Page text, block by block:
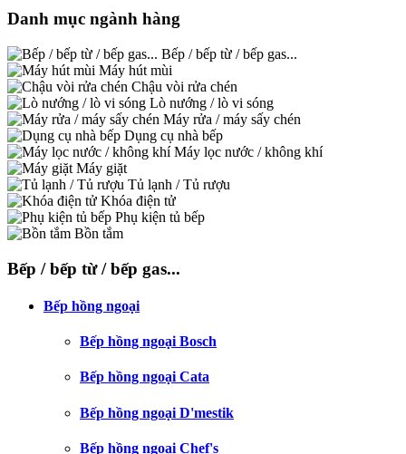
Danh mục ngành hàng
Bếp / bếp từ / bếp gas...
Máy hút mùi
Chậu vòi rửa chén
Lò nướng / lò vi sóng
Máy rửa / máy sấy chén
Dụng cụ nhà bếp
Máy lọc nước / không khí
Máy giặt
Tủ lạnh / Tủ rượu
Khóa điện tử
Phụ kiện tủ bếp
Bồn tắm
Bếp / bếp từ / bếp gas...
Bếp hồng ngoại
Bếp hồng ngoại Bosch
Bếp hồng ngoại Cata
Bếp hồng ngoại D'mestik
Bếp hồng ngoại Chef's